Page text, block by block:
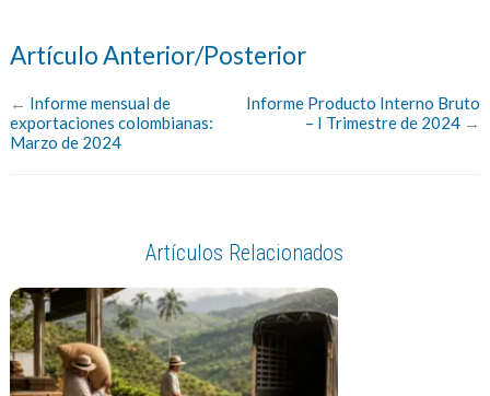
Artículo Anterior/Posterior
← Informe mensual de
exportaciones colombianas:
Marzo de 2024
Informe Producto Interno Bruto
– I Trimestre de 2024 →
Artículos Relacionados